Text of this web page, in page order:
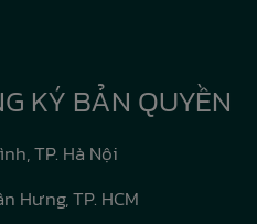
KÝ BẢN QUYỀN
TP. Hà Nội
Hưng, TP. HCM